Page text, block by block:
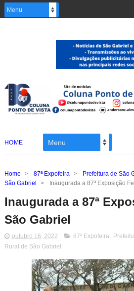
HOME
Home > 87ª Expofeira > Prefeitura de São
São Gabriel
> Inaugurada a 87ª Exposição
Inaugurada a 87ª
São Gabriel
outubro 16, 2022 87ª Expofeira,
Rural de São Gabriel